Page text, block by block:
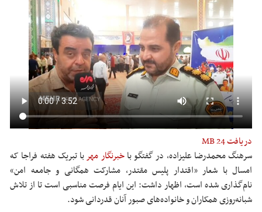
دریافت24 MB
سرهنگ محمدرضا علیزاده، در گفتگو باخبرنگار مهربا تبریک هفته فراجا که
امسال با شعار «اقتدار پلیس مقتدر، مشارکت همگانی و جامعه امن»
نام‌گذاری شده است، اظهار داشت: این ایام فرصت مناسبی است تا از تلاش
شبانه‌روزی همکاران و خانواده‌های صبور آنان قدردانی شود.